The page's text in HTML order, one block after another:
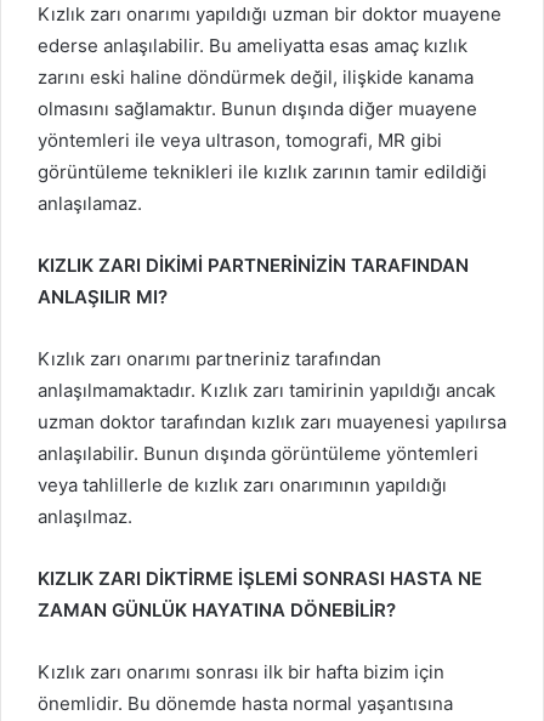
Kızlık zarı onarımı yapıldığı uzman bir doktor muayene
ederse anlaşılabilir. Bu ameliyatta esas amaç kızlık
zarını eski haline döndürmek değil, ilişkide kanama
olmasını sağlamaktır. Bunun dışında diğer muayene
yöntemleri ile veya ultrason, tomografi, MR gibi
görüntüleme teknikleri ile kızlık zarının tamir edildiği
anlaşılamaz.
KIZLIK ZARI DİKİMİ PARTNERİNİZİN TARAFINDAN
ANLAŞILIR MI?
Kızlık zarı onarımı partneriniz tarafından
anlaşılmamaktadır. Kızlık zarı tamirinin yapıldığı ancak
uzman doktor tarafından kızlık zarı muayenesi yapılırsa
anlaşılabilir. Bunun dışında görüntüleme yöntemleri
veya tahlillerle de kızlık zarı onarımının yapıldığı
anlaşılmaz.
KIZLIK ZARI DİKTİRME İŞLEMİ SONRASI HASTA NE
ZAMAN GÜNLÜK HAYATINA DÖNEBİLİR?
Kızlık zarı onarımı sonrası ilk bir hafta bizim için
önemlidir. Bu dönemde hasta normal yaşantısına